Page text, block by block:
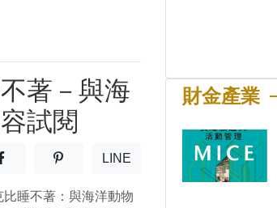
著－與海
試閱
享至facebook(另開新視窗)
分享至噗浪(另開新視窗)
LINE
睡不著：與海洋動物
財金產業